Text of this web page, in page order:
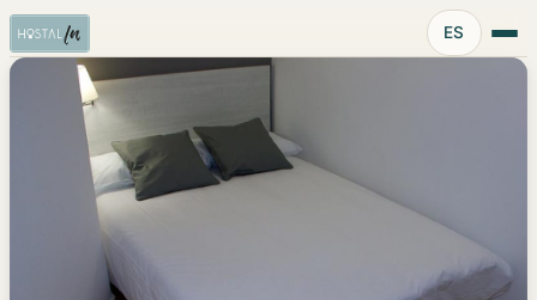
Idioma:
ES